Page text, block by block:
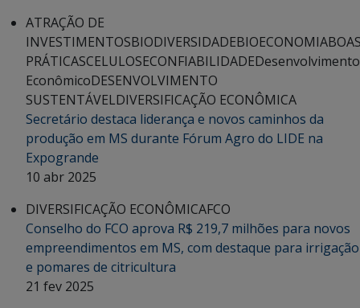
ATRAÇÃO DE
INVESTIMENTOSBIODIVERSIDADEBIOECONOMIA
PRÁTICASCELULOSECONFIABILIDADEDesenvolvimento
EconômicoDESENVOLVIMENTO
SUSTENTÁVELDIVERSIFICAÇÃO ECONÔMICA
Secretário destaca liderança e novos caminhos da
produção em MS durante Fórum Agro do LIDE na
Expogrande
10 abr 2025
DIVERSIFICAÇÃO ECONÔMICAFCO
Conselho do FCO aprova R$ 219,7 milhões para novos
empreendimentos em MS, com destaque para irrigação
e pomares de citricultura
21 fev 2025